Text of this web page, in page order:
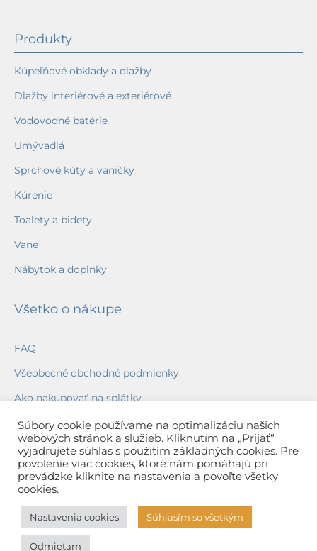
Produkty
Kúpeľňové obklady a dlažby
Dlažby interiérové a exteriérové
Vodovodné batérie
Umývadlá
Sprchové kúty a vaničky
Kúrenie
Toalety a bidety
Vane
Nábytok a doplnky
Všetko o nákupe
FAQ
Všeobecné obchodné podmienky
Ako nakupovať na splátky
Ochrana osobných údajov
Reklamačný poriadok
Spôsob a cena dopravy
Spôsob platby
Záruka na tovar
Súbory cookie používame na optimalizáciu našich
webových stránok a služieb. Kliknutím na „Prijať“
vyjadrujete súhlas s použitím základných cookies. Pre
povolenie viac cookies, ktoré nám pomáhajú pri
prevádzke kliknite na nastavenia a povoľte všetky
cookies.
Nastavenia cookies Súhlasím so všetkým
Odmietam